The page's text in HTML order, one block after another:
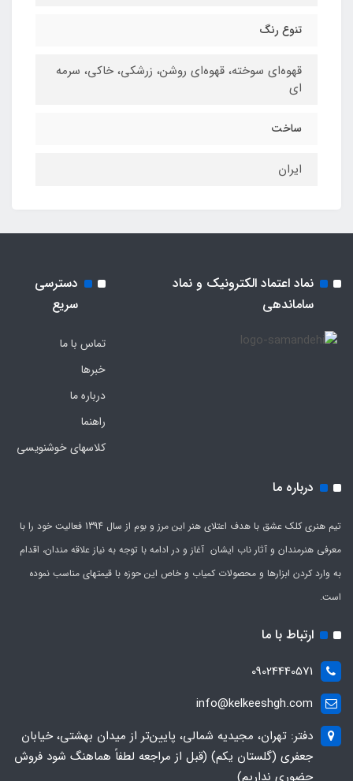
تنوع رنگ
قهوه‌ای سوخته، قهوه‌ای روشن، زرشکی،‌ خاکی، سرمه
ای
ساخت
ایران
نماد اعتماد الکترونیک و نماد
ساماندهی
دسترسی
سریع
تماس با ما
خبرها
درباره ما
راهنما
کلاسهای خوشنویسی
درباره ما
تیم هنری کلک عشق با هدف اعتلای هنر این مرز و بوم از سال 1394 فعالیت خود را با
معرفی هنرمندان و آثار ناب ایشان آغاز و در ادامه با توجه به نیاز علاقه مندان، اقدام
به وارد کردن ابزارها و محصولات کمیاب و خاص این حوزه با قیمتهای مناسب نموده
است.
ارتباط با ما
09024440571
info@kelkeeshgh.com
دفتر: تهران، مجیدیه شمالی، پایین‌تر از میدان بهشتی، خیابان
جعفری (گلستان یکم) (قبل از مراجعه لطفاً هماهنگ شود فروش
حضوری نداریم)